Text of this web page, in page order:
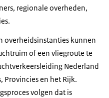
regionale overheden,
overheidsinstanties kunnen
of een vliegroute te
Nederland
Provincies en het Rijk.
volgen dat is